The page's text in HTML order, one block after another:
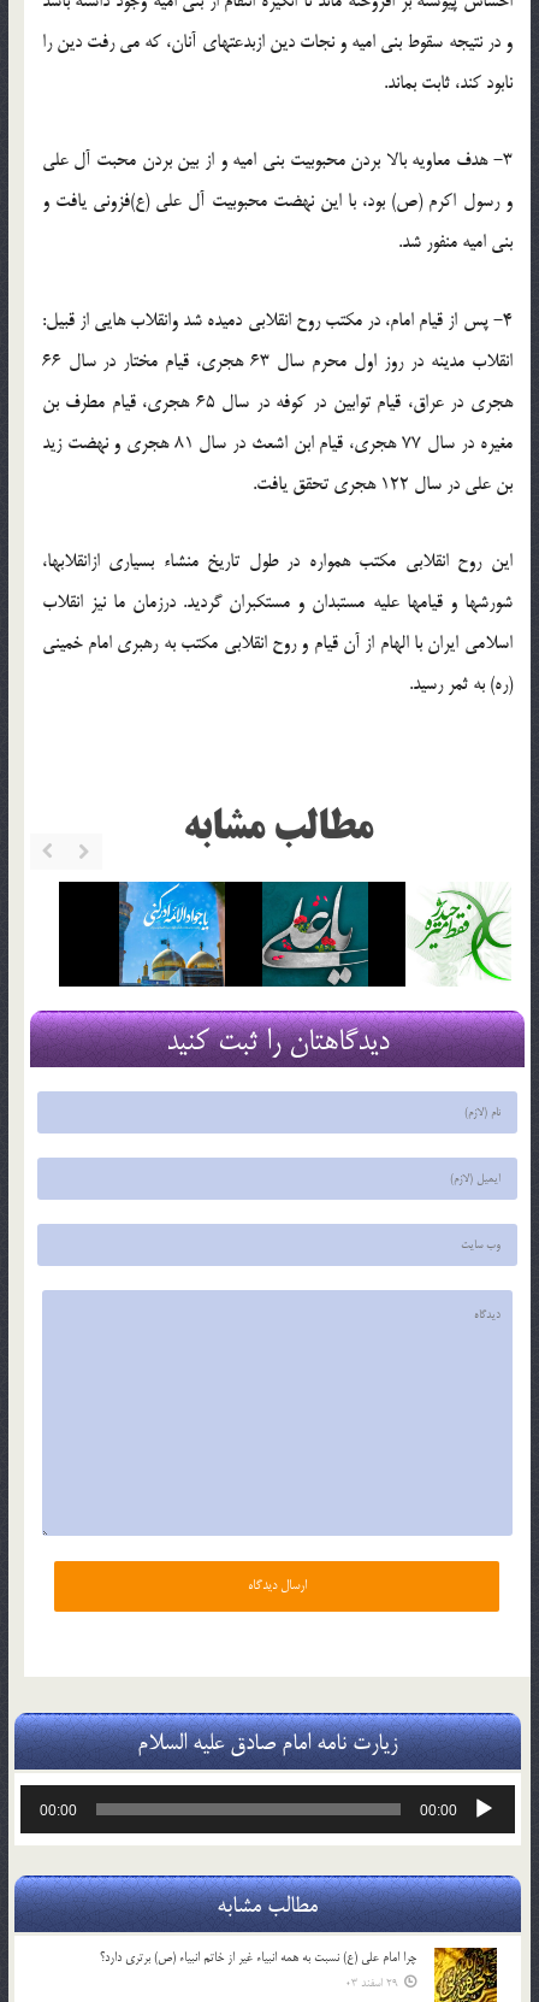
و در نتیجه سقوط بنی امیه و نجات دین ازبدعتهای آنان، که می رفت دین را
نابود کند، ثابت بماند.
3- هدف معاویه بالا بردن محبوبیت بنی امیه و از بین بردن محبت آل علی
و رسول اکرم (ص) بود، با این نهضت محبوبیت آل علی (ع)فزونی یافت و
بنی امیه منفور شد.
4- پس از قیام امام، در مکتب روح انقلابی دمیده شد وانقلاب هایی از قبیل:
انقلاب مدینه در روز اول محرم سال 63 هجری، قیام مختار در سال 66
هجری در عراق، قیام توابین در کوفه در سال 65 هجری، قیام مطرف بن
مغیره در سال 77 هجری، قیام ابن اشعث در سال 81 هجری و نهضت زید
بن علی در سال 122 هجری تحقق یافت.
این روح انقلابی مکتب همواره در طول تاریخ منشاء بسیاری ازانقلابها،
شورشها و قیامها علیه مستبدان و مستکبران گردید. درزمان ما نیز انقلاب
اسلامی ایران با الهام از آن قیام و روح انقلابی مکتب به رهبری امام خمینی
(ره) به ثمر رسید.
مطالب مشابه
دیدگاهتان را ثبت کنید
زیارت نامه امام صادق علیه السلام
پخش‌کننده
00:00
00:00
مطالب مشابه
چرا امام علی (ع) نسبت به همه انبیاء غیر از خاتم انبیاء (ص) برتری دارد؟
29 اسفند 03